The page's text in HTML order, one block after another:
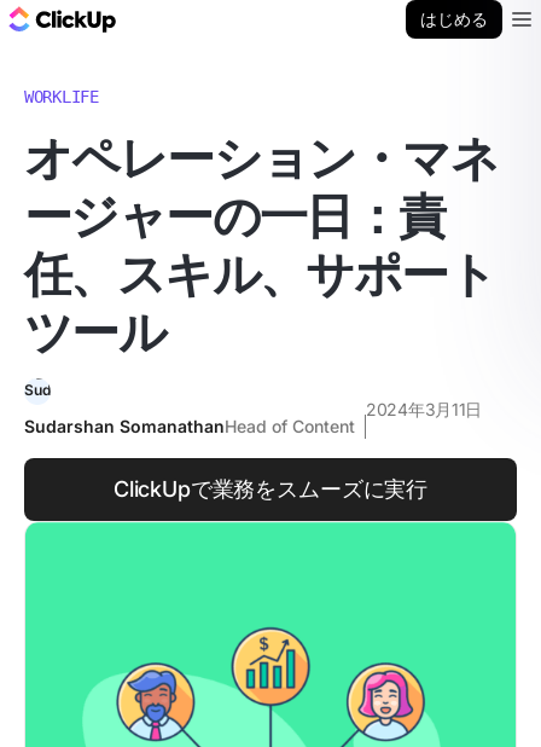
はじめる
WORKLIFE
オペレーション・マネ
ージャーの一日：責
任、スキル、サポート
ツール
Sudarshan SomanathanHead of Content
2024年3月11日
ClickUpで業務をスムーズに実行